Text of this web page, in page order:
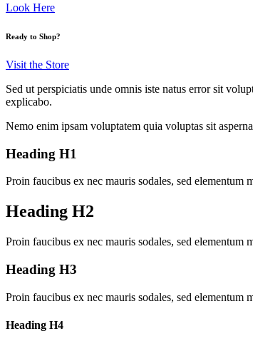
Look Here
Ready to Shop?
Visit the Store
Sed ut perspiciatis unde omnis iste natus error sit
explicabo.
Nemo enim ipsam voluptatem quia voluptas sit
Heading H1
Proin faucibus ex nec mauris sodales, sed elementum
Heading H2
Proin faucibus ex nec mauris sodales, sed elementum
Heading H3
Proin faucibus ex nec mauris sodales, sed elementum
Heading H4